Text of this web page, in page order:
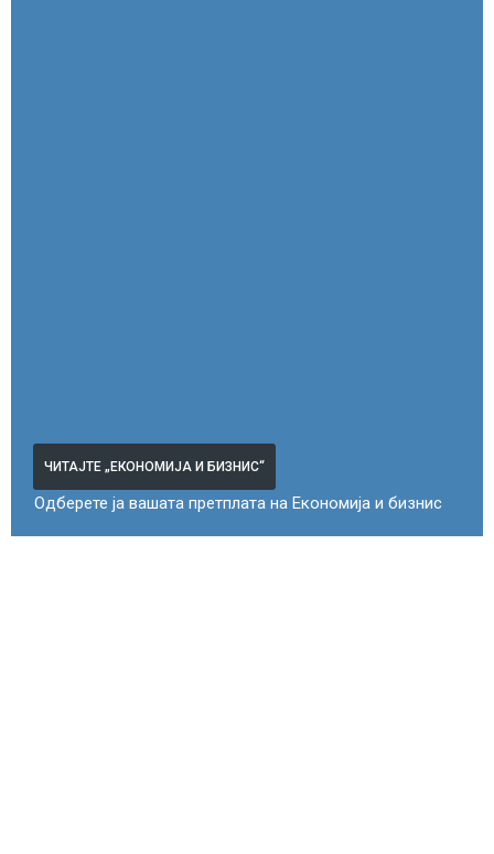
ЧИТАЈТЕ „ЕКОНОМИЈА И БИЗНИС“
Одберете ја вашата претплата на Економија и бизнис